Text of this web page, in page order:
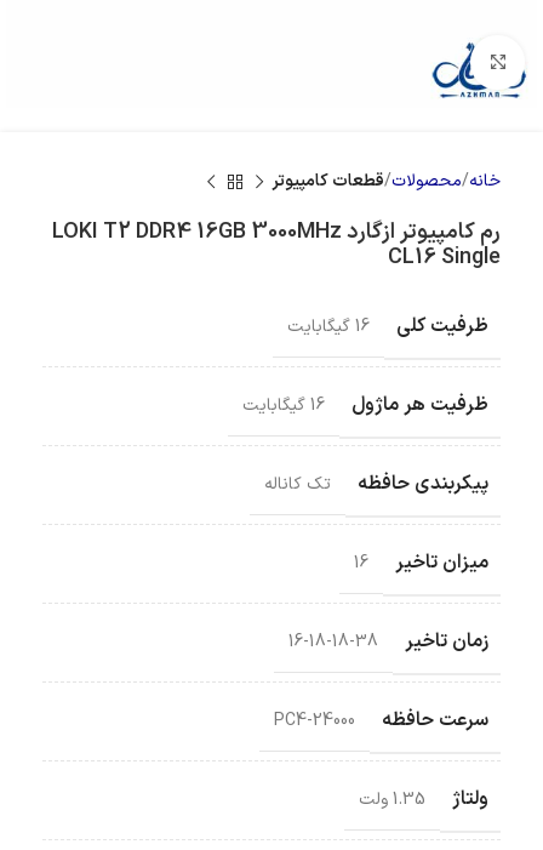
بزرگنمایی تصویر
خانه محصولات قطعات کامپیوتر
رم کامپیوتر ازگارد LOKI T2 DDR4 16GB 3000MHz
CL16 Single
ظرفيت کلي 16 گیگابایت
ظرفيت هر ماژول 16 گيگابايت
پیکربندی حافظه تک کاناله
میزان تاخیر 16
زمان تاخیر 16-18-18-38
سرعت حافظه PC4-24000
ولتاژ 1.35 ولت